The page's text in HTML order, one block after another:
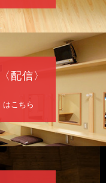
25歳以下前売・
リー 0120-874-315
郎／いわみせいじ
太～仲入～笑福亭
助（漫才）／桂春
配信〉
はこちら